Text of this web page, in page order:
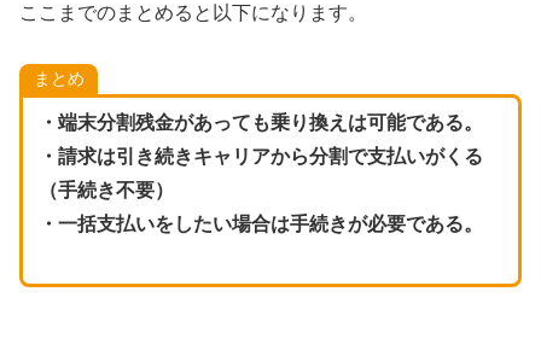
ここまでのまとめると以下になります。
まとめ
・端末分割残金があっても乗り換えは可能である。
・請求は引き続きキャリアから分割で支払いがくる
（手続き不要）
・一括支払いをしたい場合は手続きが必要である。